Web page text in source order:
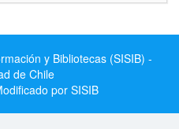
y Bibliotecas (SISIB) -
de Chile
por SISIB